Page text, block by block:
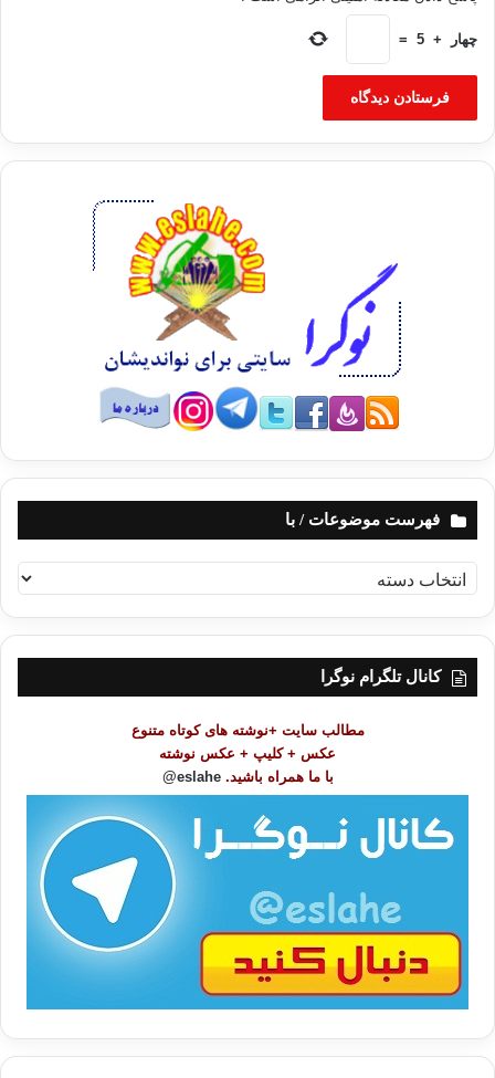
چهار +
5
=
فهرست موضوعات / با
ه
ر
کانال تلگرام نوگرا
مطالب سایت +نوشته های کوتاه متنوع
عکس + کلیپ + عکس نوشته
با ما همراه باشید. eslahe@